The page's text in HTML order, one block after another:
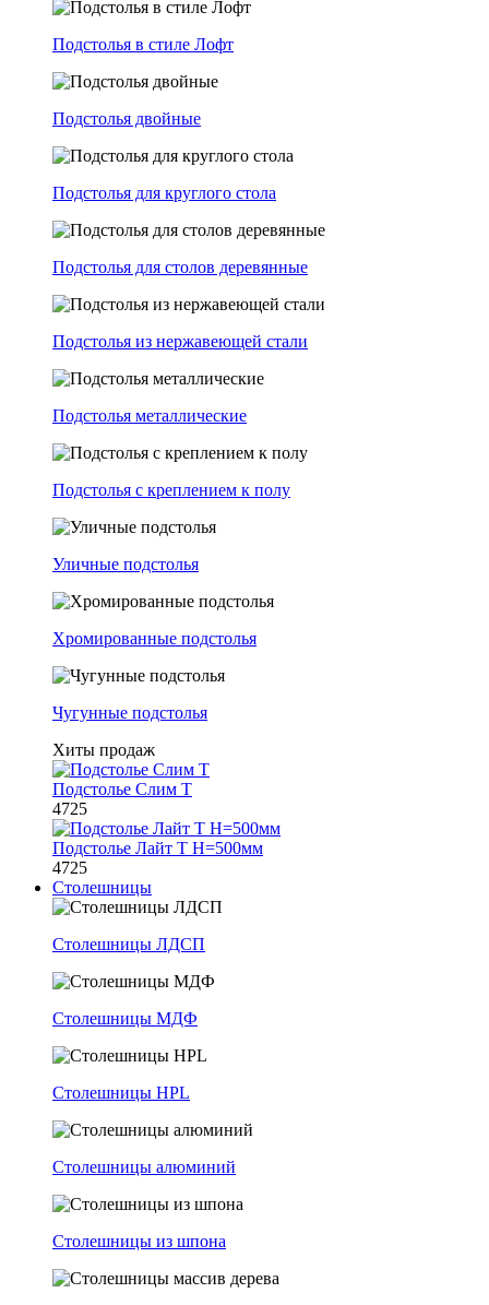
Подстолья в стиле Лофт
Подстолья двойные
Подстолья для круглого стола
Подстолья для столов деревянные
Подстолья из нержавеющей стали
Подстолья металлические
Подстолья с креплением к полу
Уличные подстолья
Хромированные подстолья
Чугунные подстолья
Хиты продаж
Подстолье Слим Т
4725
Подстолье Лайт Т H=500мм
4725
Столешницы
Столешницы ЛДСП
Столешницы МДФ
Столешницы HPL
Столешницы алюминий
Столешницы из шпона